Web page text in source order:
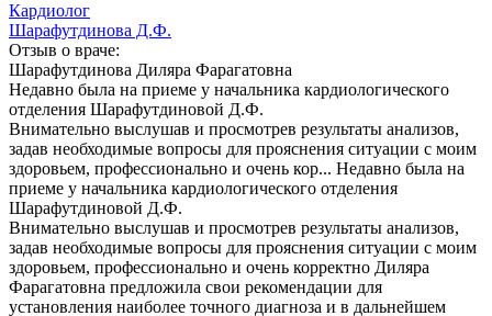
Кардиолог
Шарафутдинова Д.Ф.
Отзыв о враче:
Шарафутдинова Диляра Фарагатовна
Недавно была на приеме у начальника кардиологического
отделения Шарафутдиновой Д.Ф.
Внимательно выслушав и просмотрев результаты анализов,
задав необходимые вопросы для прояснения ситуации с моим
здоровьем, профессионально и очень кор... Недавно была на
приеме у начальника кардиологического отделения
Шарафутдиновой Д.Ф.
Внимательно выслушав и просмотрев результаты анализов,
задав необходимые вопросы для прояснения ситуации с моим
здоровьем, профессионально и очень корректно Диляра
Фарагатовна предложила свои рекомендации для
установления наиболее точного диагноза и в дальнейшем